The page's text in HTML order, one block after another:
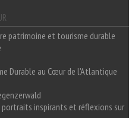
patrimoine et tourisme durable
Durable au Cœur de l'Atlantique
portraits inspirants et réflexions sur